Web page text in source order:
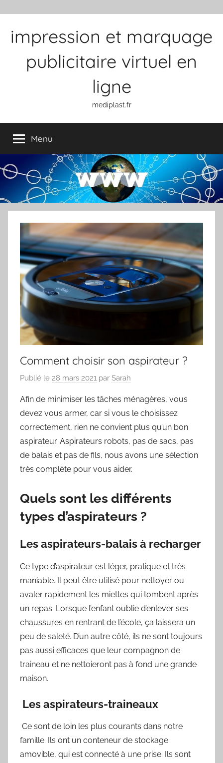
impression et marquage
publicitaire virtuel en
ligne
mediplast.fr
Menu
Comment choisir son aspirateur ?
Publié le 28 mars 2021 par Sarah
Afin de minimiser les tâches ménagères, vous
devez vous armer, car si vous le choisissez
correctement, rien ne convient plus qu’un bon
aspirateur. Aspirateurs robots, pas de sacs, pas
de balais et pas de fils, nous avons une sélection
très complète pour vous aider.
Quels sont les différents
types d’aspirateurs ?
Les aspirateurs-balais à recharger
Ce type d’aspirateur est léger, pratique et très
maniable. Il peut être utilisé pour nettoyer ou
avaler rapidement les miettes qui tombent après
un repas. Lorsque l’enfant oublie d’enlever ses
chaussures en rentrant de l’école, ça laissera un
peu de saleté. D’un autre côté, ils ne sont toujours
pas aussi efficaces que leur compagnon de
traineau et ne nettoieront pas à fond une grande
maison.
Les aspirateurs-traineaux
Ce sont de loin les plus courants dans notre
famille. Ils ont un conteneur de stockage
amovible, qui est connecté à une prise. Ils sont